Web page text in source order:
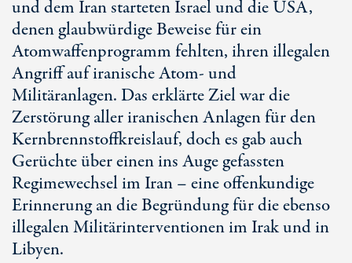
und dem Iran starteten Israel und die USA,
denen glaubwürdige Beweise für ein
Atomwaffenprogramm fehlten, ihren illegalen
Angriff auf iranische Atom- und
Militäranlagen. Das erklärte Ziel war die
Zerstörung aller iranischen Anlagen für den
Kernbrennstoffkreislauf, doch es gab auch
Gerüchte über einen ins Auge gefassten
Regimewechsel im Iran – eine offenkundige
Erinnerung an die Begründung für die ebenso
illegalen Militärinterventionen im Irak und in
Libyen.